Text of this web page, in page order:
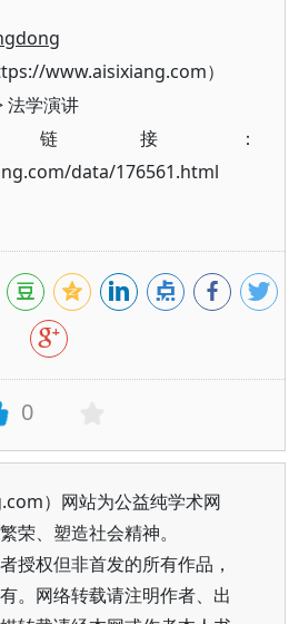
www.aisixiang.com）
法学演讲
接：
data/176561.html
0
）网站为公益纯学术网
荣、塑造社会精神。
授权但非首发的所有作品，
。网络转载请注明作者、出